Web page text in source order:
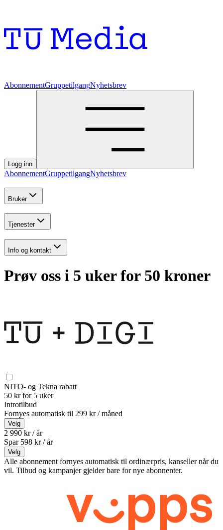
AbonnementGruppetilgangNyhetsbrev
Logg inn
AbonnementGruppetilgangNyhetsbrev
Bruker
Tjenester
Info og kontakt
Prøv oss i 5 uker for 50 kroner
NITO- og Tekna rabatt
50 kr for 5 uker
Introtilbud
Fornyes automatisk til 299 kr / måned
Velg
2 990 kr / år
Spar 598 kr /år
Velg
Alle abonnement fornyes automatisk til ordinærpris, kanseller når du
vil. Tilbud og kampanjer gjelder bare for nye abonnenter.